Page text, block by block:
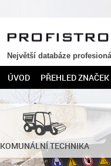
Největší databáze
ÚVOD PŘEHLED ZNAČEK
KOMUNÁLNÍ TECHNIKA